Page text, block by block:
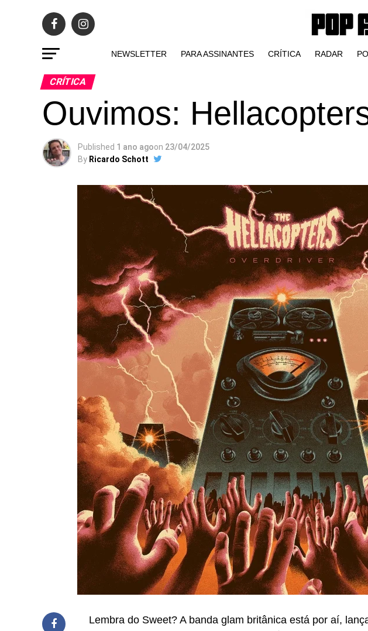
NEWSLETTER PARA ASSINANTES CRÍTICA RADAR
CRÍTICA
Ouvimos:
Published 1 ano agoon 23/04/2025
By Ricardo Schott
Lembra do Sweet? A banda glam britânica está por aí,